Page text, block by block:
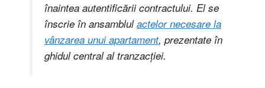
înaintea autentificării contractului. El se
înscrie în ansamblulactelor necesare la
vânzarea unui apartament, prezentate în
ghidul central al tranzacției.